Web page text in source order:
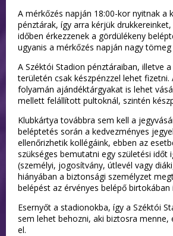
A mérkőzés napján 18:00-kor nyitnak a
pénztárak, így arra kérjük
időben érkezzenek a gördülékeny
ugyanis a mérkőzés napján nagy
A Széktói Stadion pénztáraiban, illetve
területén csak készpénzzel lehet fizetni.
folyamán ajándéktárgyakat is lehet
mellett felállított pultoknál, szintén
Klubkártya továbbra sem kell a
beléptetés során a kedvezményes
ellenőrizhetik kollégáink, ebben az
szükséges bemutatni egy születési időt
(személyi, jogosítvány, útlevél vagy
hiányában a biztonsági személyzet
belépést az érvényes belépő birtokában
Esernyőt a stadionokba, így a Széktói
sem lehet behozni, aki biztosra menne,
el.